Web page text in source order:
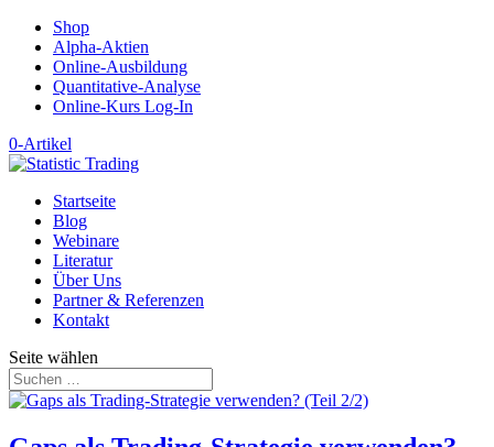
Shop
Alpha-Aktien
Online-Ausbildung
Quantitative-Analyse
Online-Kurs Log-In
0-Artikel
Startseite
Blog
Webinare
Literatur
Über Uns
Partner & Referenzen
Kontakt
Seite wählen